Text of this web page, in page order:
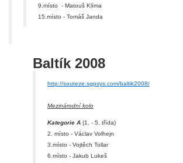
9.místo - Matouš Klíma
15.místo - Tomáš Janda
Baltík 2008
http://souteze.sgpsys.com/baltik2008/
Mezinárodní kolo
Kategorie A (1. - 5. třída)
2. místo - Václav Volhejn
3.místo - Vojtěch Tollar
6.místo - Jakub Lukeš